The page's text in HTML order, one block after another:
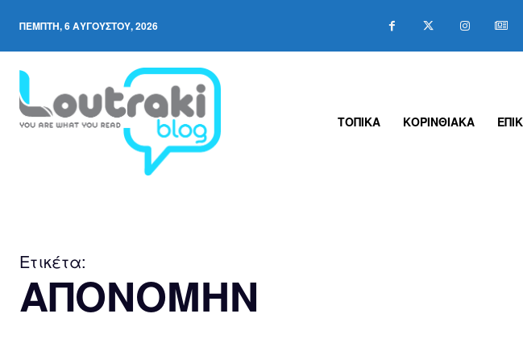
ΠΈΜΠΤΗ, 6 ΑΥΓΟΎΣΤΟΥ, 2026
ΤΟΠΙΚΑ ΚΟΡΙΝΘΙΑΚΑ
Ετικέτα:
ΑΠΟΝΟΜΗΝ